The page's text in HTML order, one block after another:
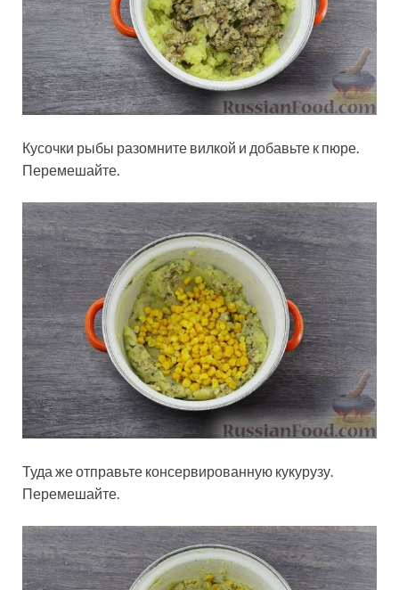
Кусочки рыбы разомните вилкой и добавьте к пюре.
Перемешайте.
Туда же отправьте консервированную кукурузу.
Перемешайте.